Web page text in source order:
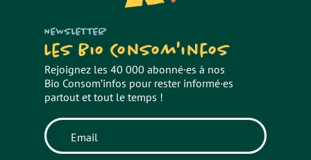
NEWSLETTER
Les Bio Consom'infos
Rejoignez les 40 000 abonné·es à nos
Bio Consom’infos pour rester informé·es
partout et tout le temps !